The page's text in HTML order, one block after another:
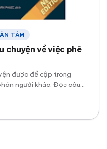
TÂM
chuyện về việc phê
được đề cập trong
người khác. Đọc câu